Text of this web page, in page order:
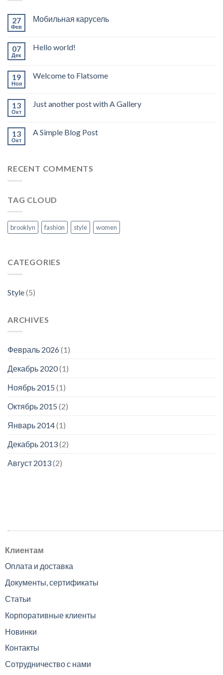
27
Фев
Мобильная карусель
07
Дек
Hello world!
19
Ноя
Welcome to Flatsome
13
Окт
Just another post with A Gallery
13
Окт
A Simple Blog Post
RECENT COMMENTS
TAG CLOUD
brooklyn fashion style women
CATEGORIES
Style(5)
ARCHIVES
Февраль 2026(1)
Декабрь 2020(1)
Ноябрь 2015 (1)
Октябрь 2015 (2)
Январь 2014(1)
Декабрь 2013(2)
Август 2013(2)
Клиентам
Оплата и доставка
Документы, сертификаты
Статьи
Корпоративные клиенты
Новинки
Контакты
Сотрудничество с нами